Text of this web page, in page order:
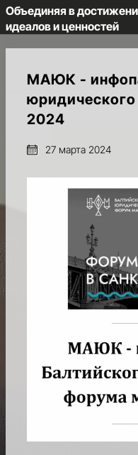
Объединяя в
идеалов и ценностей
ГЛАВНАЯ
ОБ
АССОЦИАЦИИ
НКС
НОВОСТИ
ПРЕДСТОЯЩИЕ
СОБЫТИЯ
МЕДИА
АНАЛИТИКА
РАВНЫЙ
ДОСТУП
К
ФИНАНСОВО-
МАЮК -
2024
27 марта 2024